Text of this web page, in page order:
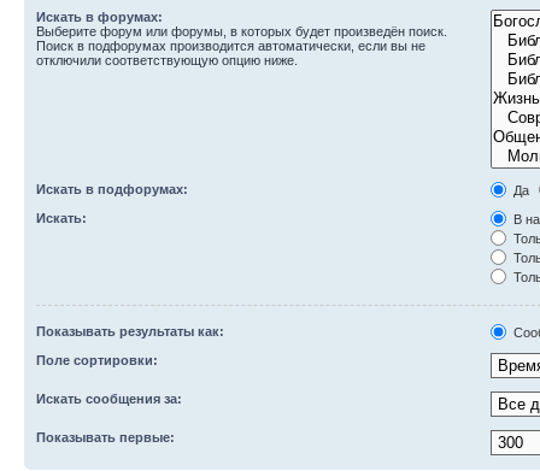
Искать в форумах:
Выберите форум или форумы, в которых будет произведён поиск.
Поиск в подфорумах производится автоматически, если вы не
отключили соответствующую опцию ниже.
Искать в подфорумах:
Да
Искать:
В
Показывать результаты как:
Поле сортировки:
Искать сообщения за:
Показывать первые: